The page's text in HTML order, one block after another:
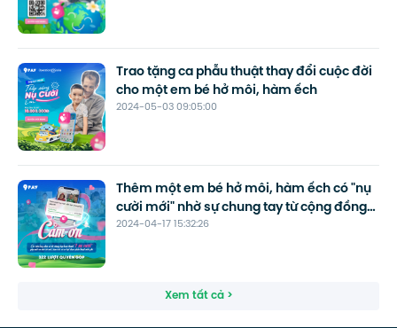
2024-05-03 09:05:00
Trao tặng ca phẫu thuật thay đổi cuộc đời
cho một em bé hở môi, hàm ếch
2024-04-17 15:32:26
Thêm một em bé hở môi, hàm ếch có "nụ
cười mới" nhờ sự chung tay từ cộng đồng
hảo tâm 9Pay
Xem tất cả >